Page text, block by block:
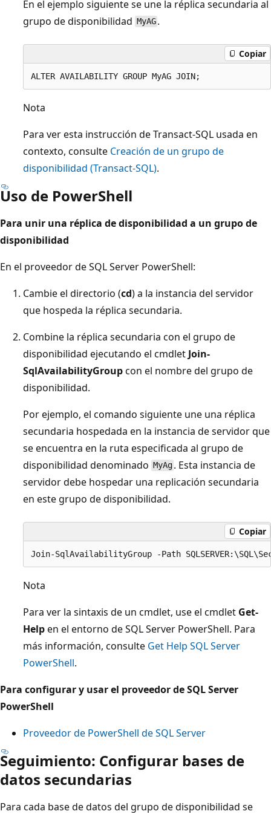
En el ejemplo siguiente se une la réplica secundaria al
grupo de disponibilidad MyAG .
Copiar
Nota
Para ver esta instrucción de Transact-SQL usada en
contexto, consulte Creación de un grupo de
disponibilidad (Transact-SQL).
Uso de PowerShell
Para unir una réplica de disponibilidad a un grupo de
disponibilidad
En el proveedor de SQL Server PowerShell:
Cambie el directorio (cd) a la instancia del servidor
que hospeda la réplica secundaria.
Combine la réplica secundaria con el grupo de
disponibilidad ejecutando el cmdlet Join-
SqlAvailabilityGroupcon el nombre del grupo de
disponibilidad.
Por ejemplo, el comando siguiente une una réplica
secundaria hospedada en la instancia de servidor que
se encuentra en la ruta especificada al grupo de
disponibilidad denominado MyAg . Esta instancia de
servidor debe hospedar una replicación secundaria
en este grupo de disponibilidad.
Copiar
Nota
Para ver la sintaxis de un cmdlet, use el cmdlet Get-
Helpen el entorno de SQL Server PowerShell. Para
más información, consulte Get Help SQL Server
PowerShell.
Para configurar y usar el proveedor de SQL Server
PowerShell
Proveedor de PowerShell de SQL Server
Seguimiento: Configurar bases de
datos secundarias
Para cada base de datos del grupo de disponibilidad se